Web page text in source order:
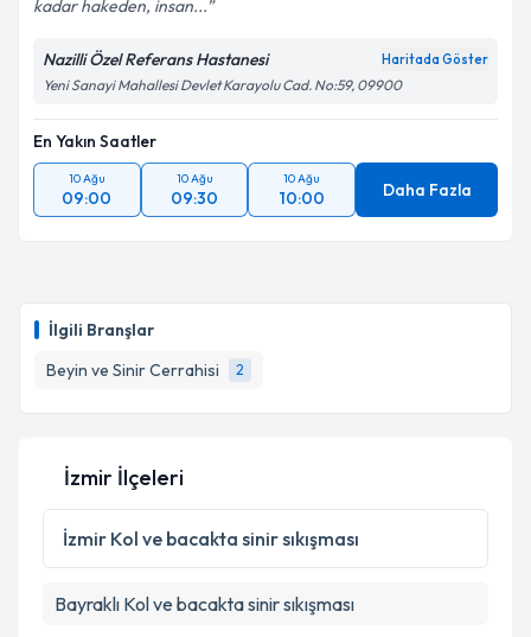
İlgili Branşlar
Beyin ve Sinir Cerrahisi
2
Kişisel verilerimin işlenmesine ilişkinAydınlatma
Metni'ni okudum ve kişisel verilerimin belirtilen
kapsamda işlenmesini kabul ediyorum.
Takvim Talebini Gönder
kadar hakeden, insan...
Nazilli Özel Referans Hastanesi Haritada Göster
Yeni Sanayi Mahallesi Devlet Karayolu Cad. No:59, 09900
En Yakın Saatler
10 Ağu
09:00
10 Ağu
09:30
10 Ağu
10:00 Daha Fazla
İzmir İlçeleri
İzmir Kol ve bacakta sinir sıkışması
Bayraklı Kol ve bacakta sinir sıkışması